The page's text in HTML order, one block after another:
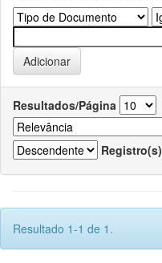
Resultados/Página
Registro(s)
Resultado 1-1 de 1.